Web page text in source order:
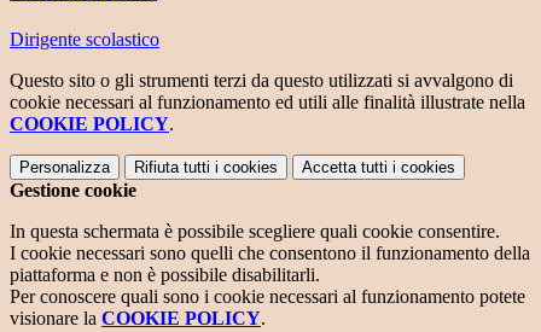
Dirigente scolastico
Questo sito o gli strumenti terzi da questo utilizzati si avvalgono di
cookie necessari al funzionamento ed utili alle finalità illustrate nella
COOKIE POLICY.
Personalizza Rifiuta tutti i cookies Accetta tutti i cookies
Gestione cookie
In questa schermata è possibile scegliere quali cookie consentire.
I cookie necessari sono quelli che consentono il funzionamento della
piattaforma e non è possibile disabilitarli.
Per conoscere quali sono i cookie necessari al funzionamento potete
visionare la COOKIE POLICY.